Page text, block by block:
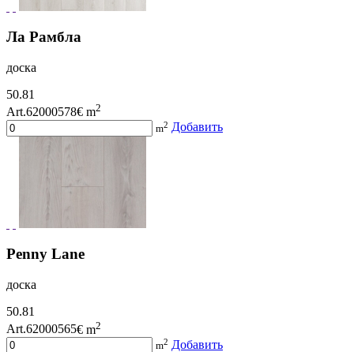
Ла Рамбла
доска
50.81
Art.62000578€ m2
m2 Добавить
Penny Lane
доска
50.81
Art.62000565€ m2
m2 Добавить